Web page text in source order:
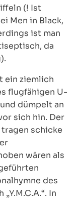
(! Ist
Men in Black,
ist man
da
ein ziemlich
flugfähigen U-
dümpelt an
sich hin. Der
schicke
wären als
des
In